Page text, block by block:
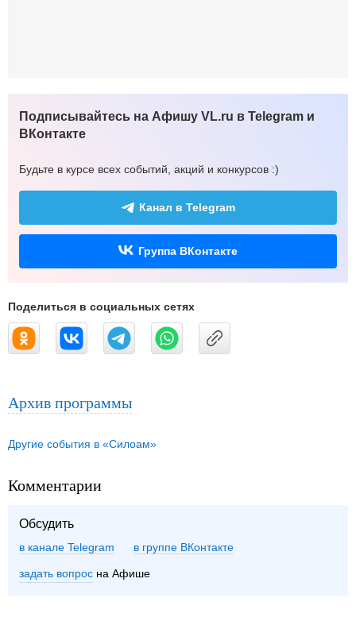
Подписывайтесь на Афишу VL.ru в Telegram и
ВКонтакте
Будьте в курсе всех событий, акций и конкурсов :)
Канал в Telegram
Группа ВКонтакте
Поделиться в социальных сетях
Архив программы
Другие события в «Силоам»
Комментарии
Обсудить
в канале Telegram группе ВКонтакте
задать вопрос на Афише